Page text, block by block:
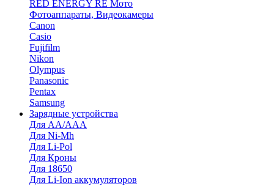
RED ENERGY RE Мото
Фотоаппараты, Видеокамеры
Canon
Casio
Fujifilm
Nikon
Olympus
Panasonic
Pentax
Samsung
Зарядные устройства
Для AA/AAA
Для Ni-Mh
Для Li-Pol
Для Кроны
Для 18650
Для Li-Ion аккумуляторов